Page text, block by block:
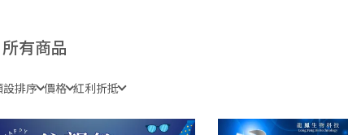
所有商品
設排序 價格 紅利折抵